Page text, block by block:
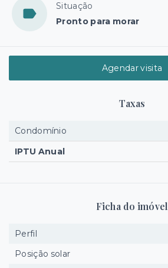
Situação
Pronto para morar
Agendar visita
Taxas
Condomínio
IPTU Anual
Ficha do imóvel
Perfil
Posição solar